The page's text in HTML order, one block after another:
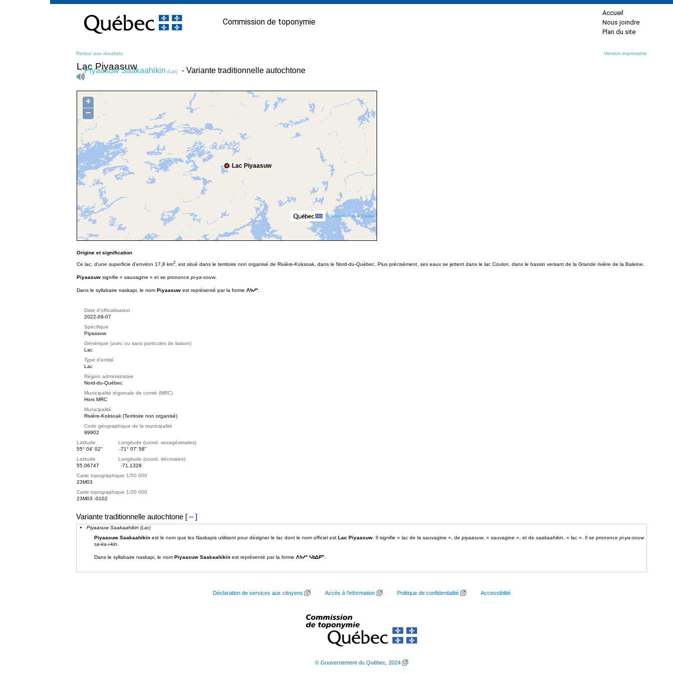
contenu
Commission de toponymie
Accueil
Nous joindre
Plan du site
Retour aux résultats Version imprimable
Lac Piyaasuw
Piyaasuw Saakaahikin (Lac) - Variante traditionnelle autochtone
Lac Piyaasuw
+
−
© Gouvernement du Québec
Origine et signification
Ce lac, d'une superficie d'environ 17,8 km2 , est situé dans le territoire non organisé de Rivière-Koksoak, dans le Nord-du-Québec. Plus précisément, ses eaux se jettent dans le lac Coulon, dans le bassin versant de la Grande rivière de la Baleine.
Piyaasuw signifie « sauvagine » et se prononce pi-ya-souw.
Dans le syllabaire naskapi, le nom Piyaasuw est représenté par la forme ᐱᔭᓱᐤ
Date d'officialisation
2022-09-07
Spécifique
Piyaasuw
Générique (avec ou sans particules de liaison)
Lac
Type d'entité
Lac
Région administrative
Nord-du-Québec
Municipalité régionale de comté (MRC)
Hors MRC
Municipalité
Rivière-Koksoak (Territoire non organisé)
Code géographique de la municipalité
99902
Latitude Longitude (coord. sexagésimales)
55° 04' 02"
-71° 07' 58"
Latitude Longitude (coord. décimales)
55.06747
-71.1328
Carte topographique 1/50 000
23M03
Carte topographique 1/20 000
23M03 -0102
Variante traditionnelle autochtone [ – ]
Piyaasuw Saakaahikin (Lac)
Piyaasuw Saakaahikin est le nom que les Naskapis utilisent pour désigner le lac dont le nom officiel est Lac Piyaasuw . Il signifie « lac de la sauvagine », de piyaasuw, « sauvagine », et de saakaahikin , « lac ». Il se prononce pi-ya-souw
sa-ka-i-kin
Dans le syllabaire naskapi, le nom Piyaasuw Saakaahikin est représenté par la forme ᐱᔭᓱᐤ ᓴᑲᐃᑭᓐ
Déclaration de services aux citoyens Accès à l’information Politique de confidentialité Accessibilité
© Gouvernement du Québec, 2024